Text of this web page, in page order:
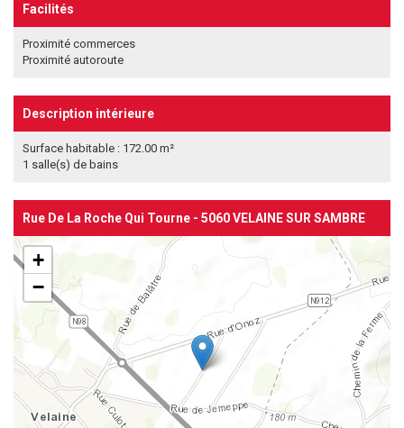
Facilités
Proximité commerces
Proximité autoroute
Description intérieure
Surface habitable : 172.00 m²
1 salle(s) de bains
Rue De La Roche Qui Tourne - 5060 VELAINE SUR SAMBRE
+
−